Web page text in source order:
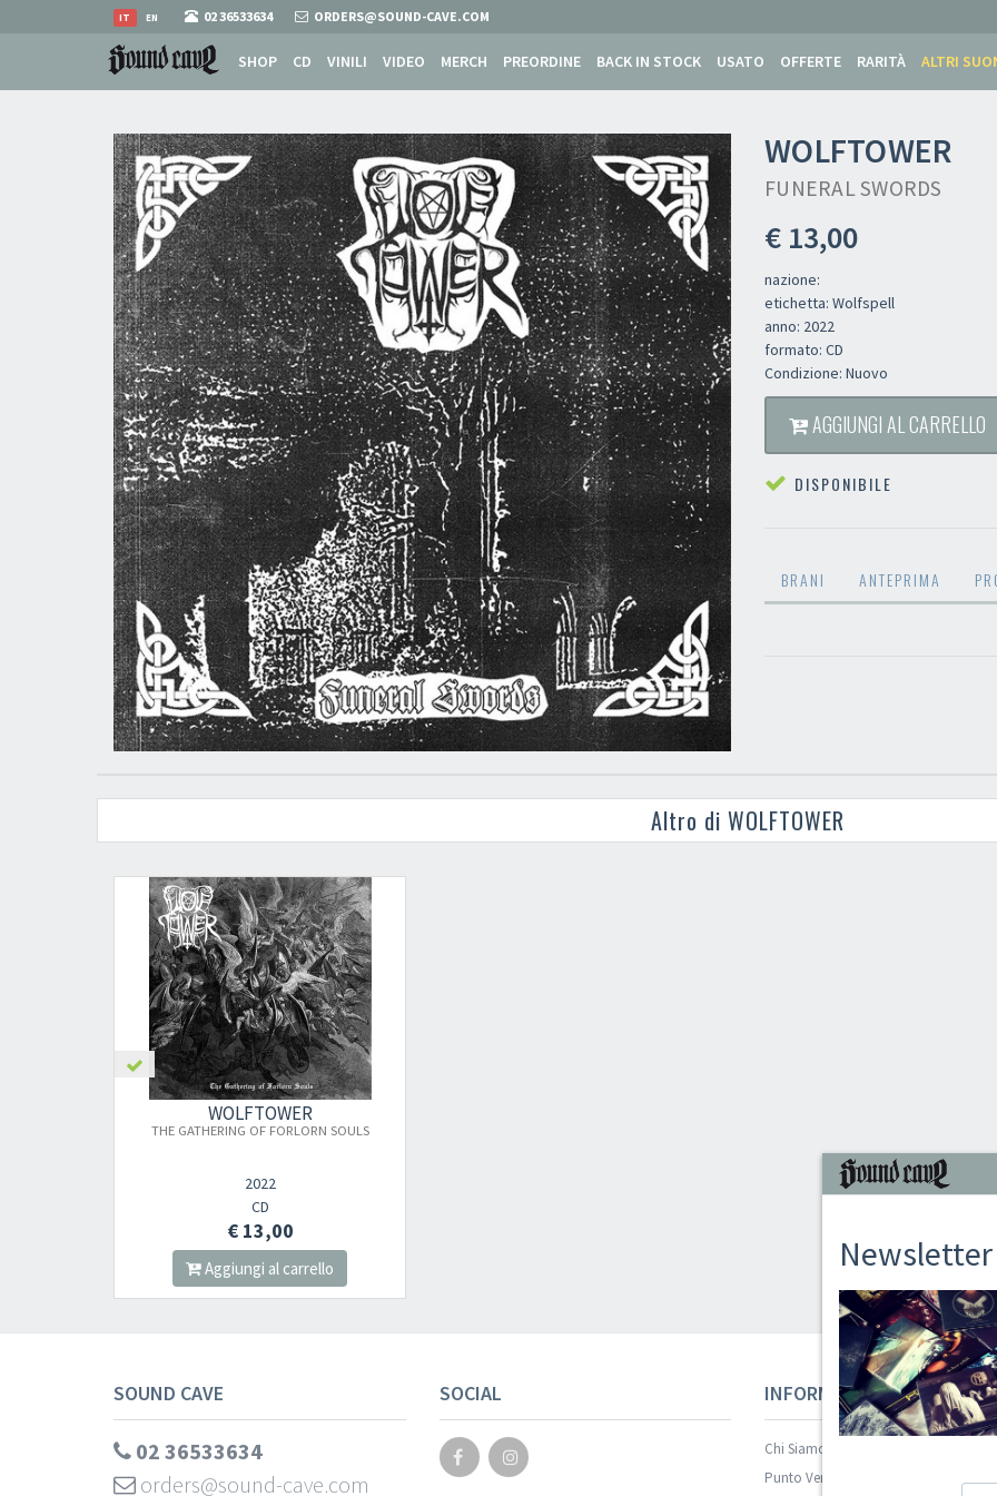
EN
IT 02 36533634 ORDERS@SOUND-CAVE.COM
SHOP CD VINILI VIDEO MERCH PREORDINE BACK IN STOCK USATO OFFERTE RARITÀ ALTRI
WOLFTOWER
FUNERAL SWORDS
€ 13,00
nazione:
etichetta: Wolfspell
anno: 2022
formato: CD
Condizione: Nuovo
AGGIUNGI AL CARRELLO
DISPONIBILE
BRANI ANTEPRIMA
Altro di WOLFTOWER
WOLFTOWER
THE GATHERING OF FORLORN SOULS
2022
CD
€ 13,00
Aggiungi al carrello
SOUND CAVE
02 36533634
orders@sound-cave.com
SOCIAL INFORMAZIONI
Chi Siamo
Punto Vendita
Newsletter